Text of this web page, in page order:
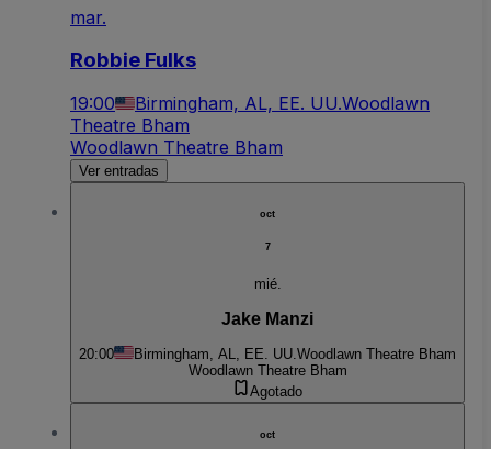
mar.
Robbie Fulks
19:00 Birmingham, AL, EE. UU.Woodlawn
Theatre Bham
Woodlawn Theatre Bham
Ver entradas
oct
7
mié.
Jake Manzi
20:00 Birmingham, AL, EE. UU.Woodlawn Theatre Bham
Woodlawn Theatre Bham
Agotado
oct